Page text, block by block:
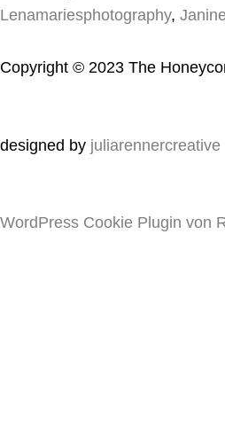
Lenamariesphotography,
Copyright © 2023 The
designed by juliarennercreative
WordPress Cookie Plugin von